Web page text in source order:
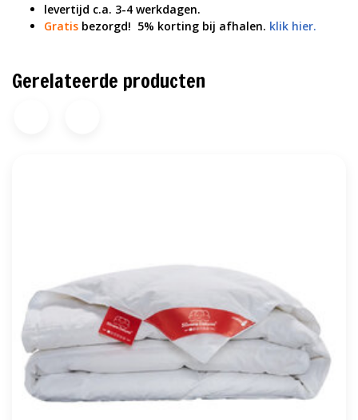
levertijd c.a. 3-4 werkdagen.
Gratis bezorgd! 5% korting bij afhalen. klik hier.
Gerelateerde producten